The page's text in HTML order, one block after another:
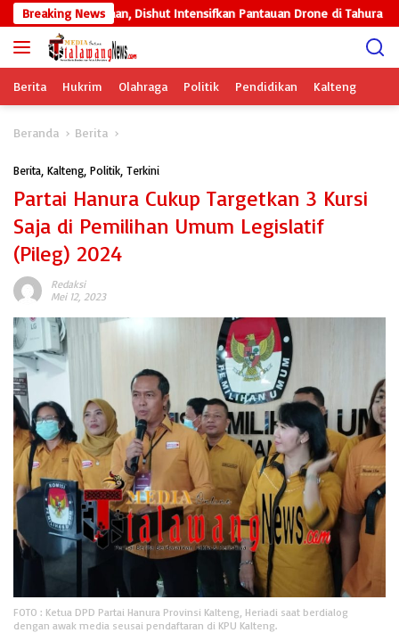
Langsung
ke
konten
Breaking News
Kesiapsiagaan, Dishut Intensifkan Pantauan Drone di Tahura
Berita Hukrim Olahraga Politik Pendidikan Kalteng
Beranda Berita
Berita Kalteng Politik Terkini
Partai Hanura Cukup Targetkan 3 Kursi
Saja di Pemilihan Umum Legislatif
(Pileg) 2024
Redaksi
Mei 12, 2023
FOTO : Ketua DPD Partai Hanura Provinsi Kalteng, Heriadi saat berdialog
dengan awak media seusai pendaftaran di KPU Kalteng.